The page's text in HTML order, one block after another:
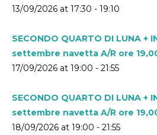
13/09/2026 at 17:30 - 19:10
SECONDO QUARTO DI LUNA +
settembre navetta A/R ore
17/09/2026 at 19:00 - 21:55
SECONDO QUARTO DI LUNA +
settembre navetta A/R ore
18/09/2026 at 19:00 - 21:55